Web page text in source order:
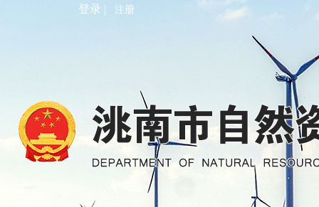
登录 | 注册